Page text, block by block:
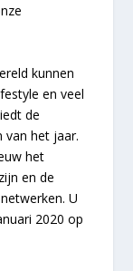
kunnen
en veel
de
van het jaar.
het
en de
U
2020 op